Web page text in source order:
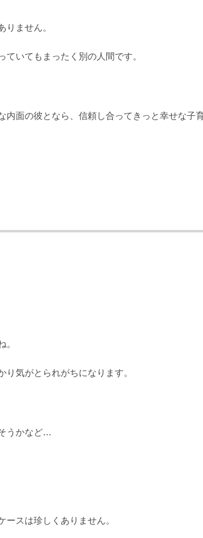
ません。
いてもまったく別の人間です。
面の彼となら、信頼し合ってきっと幸せな子
。
気がとられがちになります。
うかなど…
スは珍しくありません。